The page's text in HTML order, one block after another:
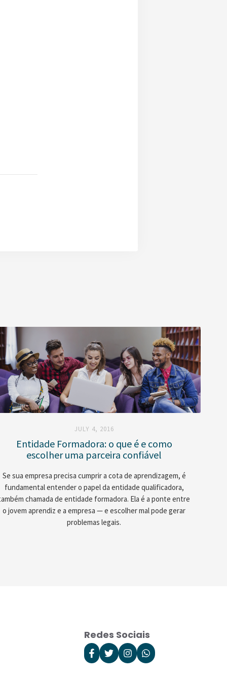
JULY 4, 2016
Entidade Formadora: o que é e como
escolher uma parceira confiável
Se sua empresa precisa cumprir a cota de aprendizagem, é
fundamental entender o papel da entidade qualificadora,
chamada de entidade formadora. Ela é a ponte entre
o jovem aprendiz e a empresa — e escolher mal pode gerar
problemas legais.
Redes Sociais